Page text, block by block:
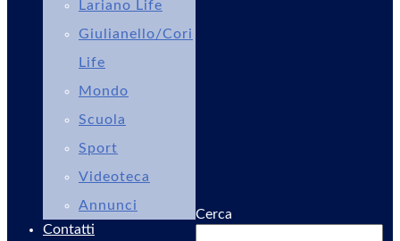
Lariano Life
Giulianello/Cori
Life
Mondo
Scuola
Sport
Videoteca
Annunci
Contatti
Cerca